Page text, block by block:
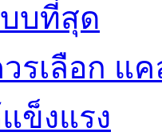
บที่สุด
รเลือก แ
ข็งแรง